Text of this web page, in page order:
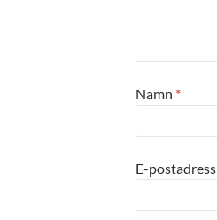
Namn *
E-postadress